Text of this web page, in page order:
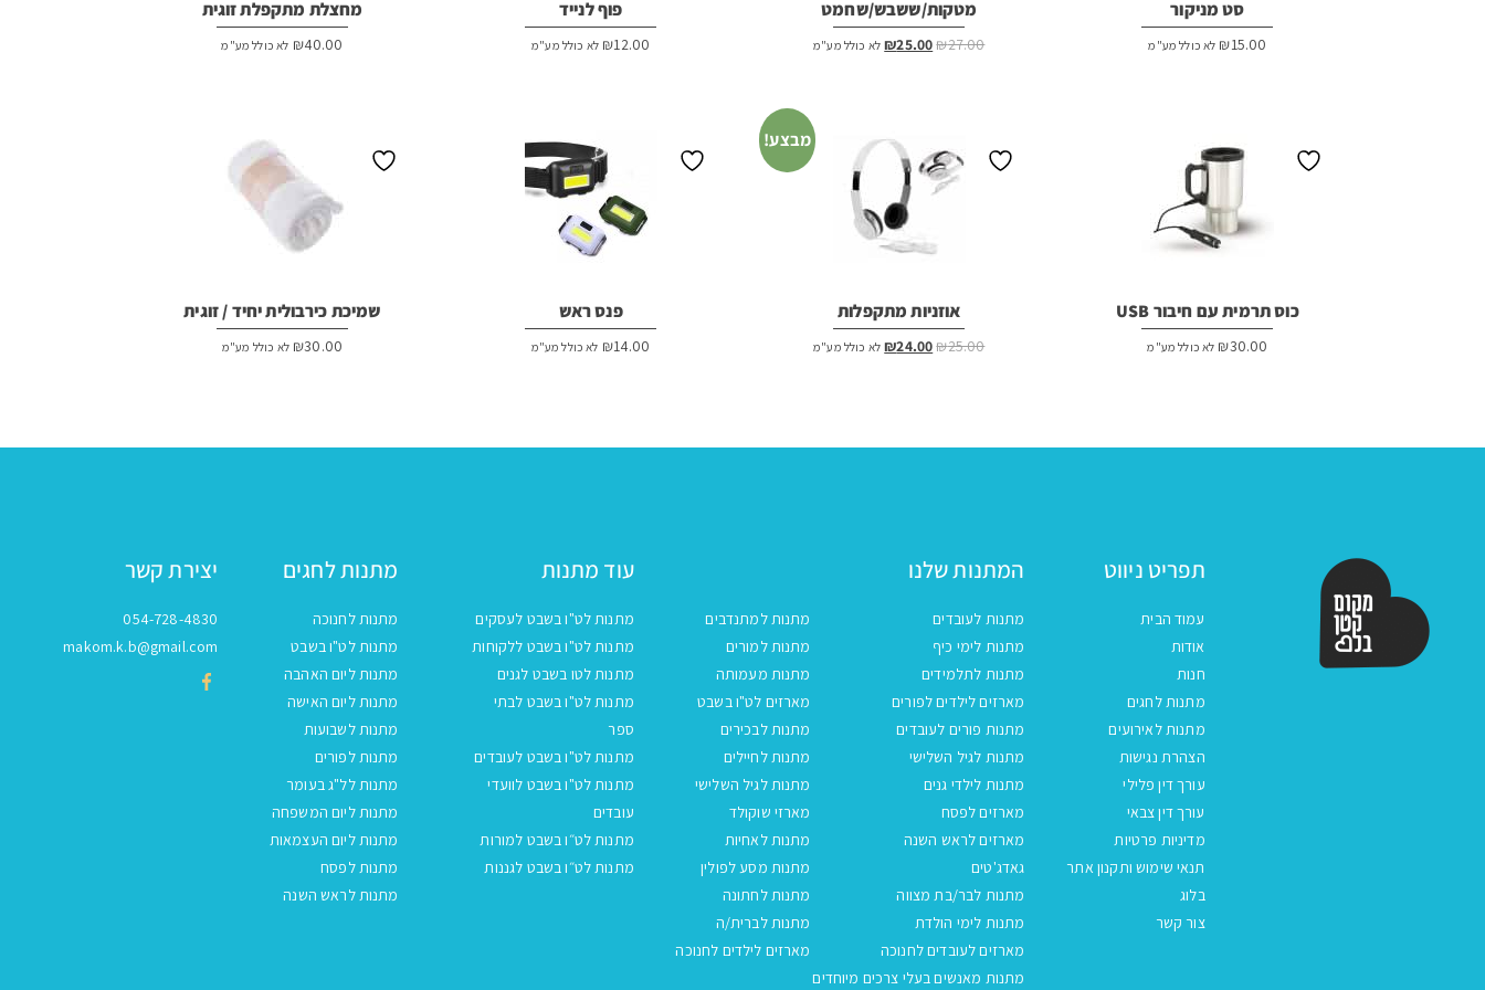
סט מניקור
₪15.00 לא כולל מע"מ
מטקות/ששבש/שחמט
₪27.00
המחיר₪25.00 המחיר
לא כולל מע"מ
פוף לנייד
₪12.00 לא כולל מע"מ
מחצלת מתקפלת זוגית
₪40.00 לא כולל מע"מ
כוס תרמית עם חיבור USB
₪30.00 לא כולל מע"מ
מבצע!
אוזניות מתקפלות
₪25.00
המחיר₪24.00 המחיר
לא כולל מע"מ
פנס ראש
₪14.00 לא כולל מע"מ
שמיכת כירבולית יחיד / זוגית
₪30.00 לא כולל מע"מ
תפריט ניווט
עמוד הבית
אודות
חנות
מתנות לחגים
מתנות לאירועים
הצהרת נגישות
עורך דין פלילי
עורך דין צבאי
מדיניות פרטיות
תנאי שימוש ותקנון אתר
בלוג
צור קשר
המתנות שלנו
מתנות לעובדים
מתנות למתנדבים
מתנות לימי כיף
מתנות למורים
מתנות לתלמידים
מתנות מעמותה
מארזים לילדים לפורים
מארזים לט"ו בשבט
מתנות פורים לעובדים
מתנות לבכירים
מתנות לגיל השלישי
מתנות לחיילים
מתנות לילדי גנים
מתנות לגיל השלישי
מארזים לפסח
מארזי שוקולד
מארזים לראש השנה
מתנות לאחיות
גאדג'טים
מתנות מסע לפולין
מתנות לבר/בת מצווה
מתנות לחתונה
מתנות לימי הולדת
מתנות לברית/ה
מארזים לעובדים לחנוכה
מארזים לילדים לחנוכה
מתנות מאנשים בעלי צרכים מיוחדים
עוד מתנות
מתנות לט"ו בשבט לעסקים
מתנות לט"ו בשבט ללקוחות
מתנות לטו בשבט לגנים
מתנות לט"ו בשבט לבתי
ספר
מתנות לט"ו בשבט לעובדים
מתנות לט"ו בשבט לוועדי
עובדים
מתנות לט״ו בשבט למורות
מתנות לט״ו בשבט לגננות
מתנות לחגים
מתנות לחנוכה
מתנות לט"ו בשבט
מתנות ליום האהבה
מתנות ליום האישה
מתנות לשבועות
מתנות לפורים
מתנות לל"ג בעומר
מתנות ליום המשפחה
מתנות ליום העצמאות
מתנות לפסח
מתנות לראש השנה
יצירת קשר
054-728-4830
makom.k.b@gmail.com